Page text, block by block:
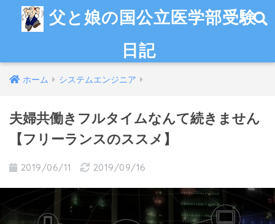
父と娘の国公立医学部受験
日記
ホーム システムエンジニア
夫婦共働きフルタイムなんて続きません
【フリーランスのススメ】
2019/06/11 2019/09/16